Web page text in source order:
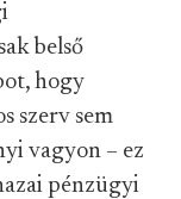
belső
hogy
szerv sem
vagyon – ez
pénzügyi